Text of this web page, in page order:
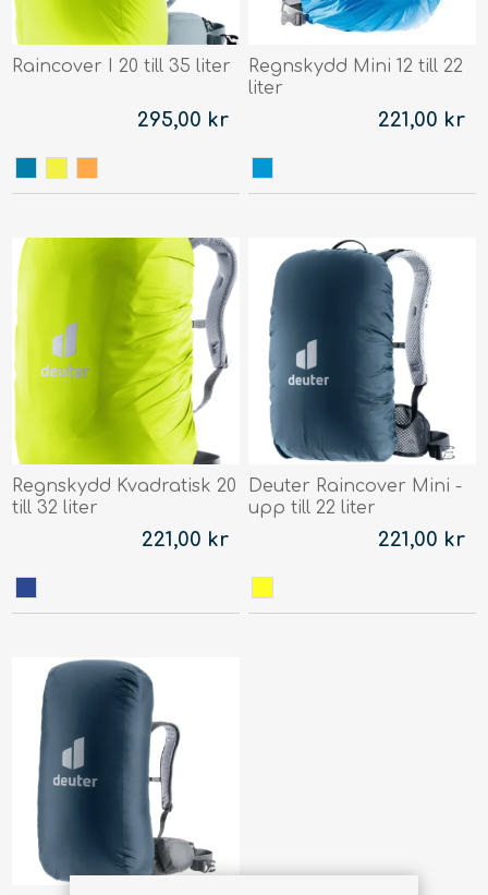
Raincover I 20 till 35 liter
295,00 kr
Regnskydd Mini 12 till 22
liter
221,00 kr
Regnskydd Kvadratisk 20
till 32 liter
221,00 kr
Deuter Raincover Mini -
upp till 22 liter
221,00 kr